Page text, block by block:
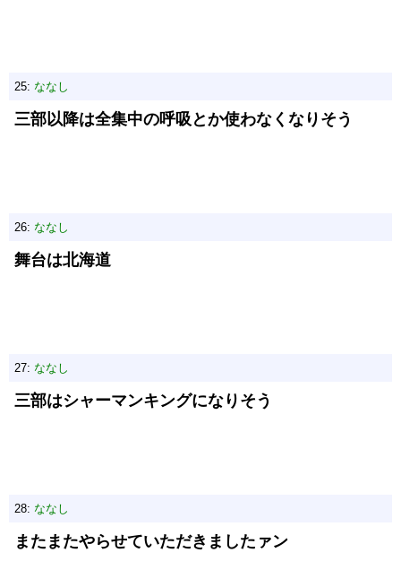
25: ななし
三部以降は全集中の呼吸とか使わなくなりそう
26: ななし
舞台は北海道
27: ななし
三部はシャーマンキングになりそう
28: ななし
またまたやらせていただきましたァン